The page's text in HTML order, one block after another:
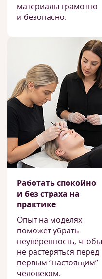
материалы грамотно
и безопасно.
Работать спокойно
и без страха на
практике
Опыт на моделях
поможет убрать
неуверенность, чтобы
не растеряться перед
первым “настоящим”
человеком.